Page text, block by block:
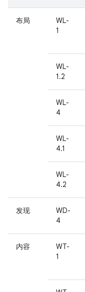
布局
WL-
1
WL-
1.2
WL-
4
WL-
4.1
WL-
4.2
发现
WD-
4
内容
WT-
1